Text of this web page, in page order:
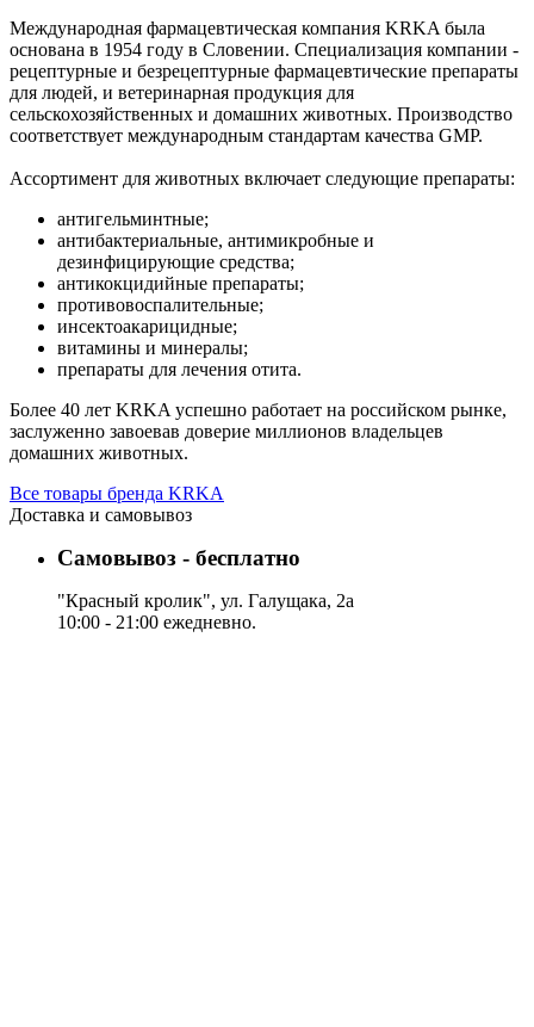
Международная фармацевтическая компания KRKA была
основана в 1954 году в Словении. Специализация компании -
рецептурные и безрецептурные фармацевтические препараты
для людей, и ветеринарная продукция для
сельскохозяйственных и домашних животных. Производство
соответствует международным стандартам качества GMP.
Ассортимент для животных включает следующие препараты:
антигельминтные;
антибактериальные, антимикробные и
дезинфицирующие средства;
антикокцидийные препараты;
противовоспалительные;
инсектоакарицидные;
витамины и минералы;
препараты для лечения отита.
Более 40 лет KRKA успешно работает на российском рынке,
заслуженно завоевав доверие миллионов владельцев
домашних животных.
Все товары бренда KRKA
Доставка и самовывоз
Самовывоз - бесплатно
"Красный кролик", ул. Галущака, 2а
10:00 - 21:00 ежедневно.